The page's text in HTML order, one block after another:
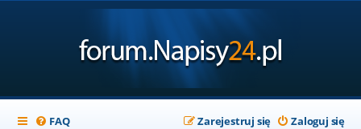
FAQ Zaloguj się
Zarejestruj się